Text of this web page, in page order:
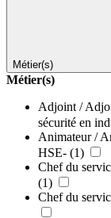
Métier(s)
Métier(s)
Adjoint /
sécurité en
Animateur /
HSE- (1)
Chef du
(1)
Chef du